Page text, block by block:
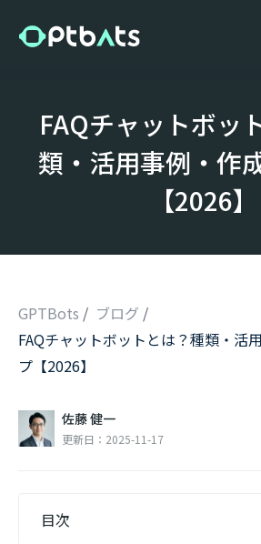
FAQチャットボッ
類・活用事例・作
【2026】
GPTBots / ブログ /
FAQチャットボットとは？種類・活
プ【2026】
佐藤 健一
更新日：2025-11-17
目次